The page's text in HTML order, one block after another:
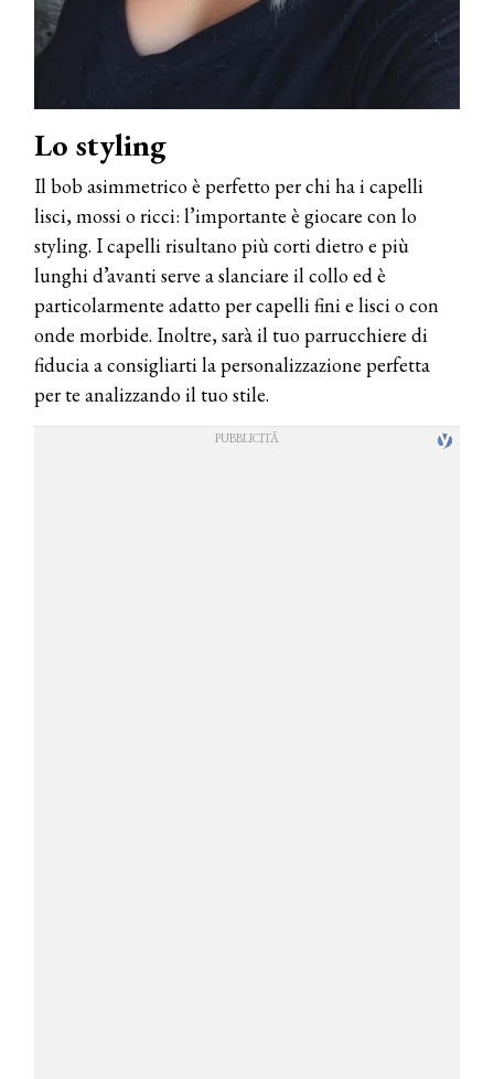
Lo styling
Il bob asimmetrico è perfetto per chi ha i capelli
lisci, mossi o ricci: l’importante è giocare con lo
styling. I capelli risultano più corti dietro e più
lunghi d’avanti serve a slanciare il collo ed è
particolarmente adatto per capelli fini e lisci o con
onde morbide. Inoltre, sarà il tuo parrucchiere di
fiducia a consigliarti la personalizzazione perfetta
per te analizzando il tuo stile.